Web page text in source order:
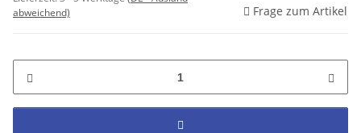
abweichend)
Frage zum Artikel